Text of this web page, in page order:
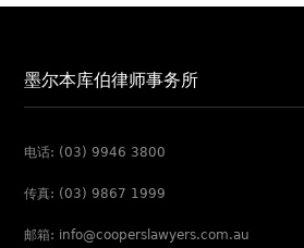
墨尔本库伯律师事务所
电话: (03) 9946 3800
传真: (03) 9867 1999
邮箱: info@cooperslawyers.com.au